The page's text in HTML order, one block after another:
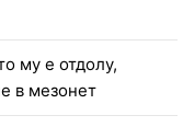
му е отдолу,
в мезонет